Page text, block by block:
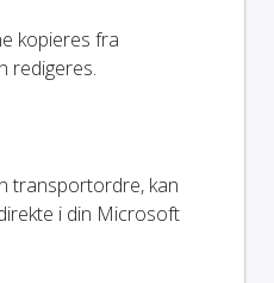
kopieres fra
redigeres.
transportordre, kan
i din Microsoft